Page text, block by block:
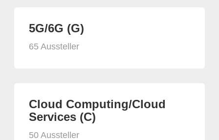
5G/6G (G)
65 Aussteller
Cloud Computing/Cloud
Services (C)
50 Aussteller